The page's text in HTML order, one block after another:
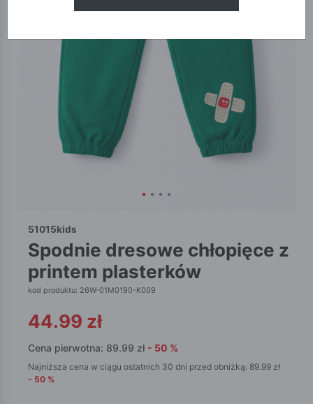
51015kids
spodnie dresowe chłopięce z
printem plasterków
kod produktu: 26W-01M0190-K009
44.99 zł
Cena pierwotna: 89.99 zł - 50 %
Najniższa cena w ciągu ostatnich 30 dni przed obniżką: 89.99 zł
- 50 %